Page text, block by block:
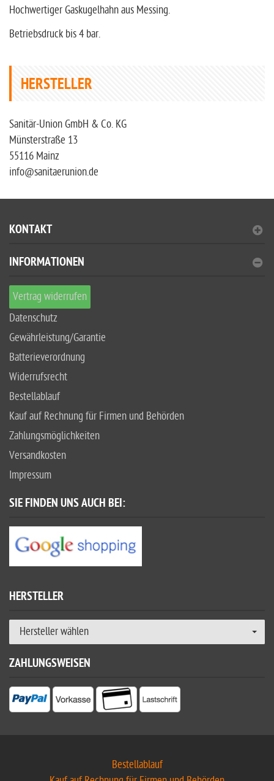
Hochwertiger Gaskugelhahn aus Messing.
Betriebsdruck bis 4 bar.
HERSTELLER
Sanitär-Union GmbH & Co. KG
Münsterstraße 13
55116 Mainz
info@sanitaerunion.de
KONTAKT
INFORMATIONEN
Vertrag widerrufen
Datenschutz
Gewährleistung/Garantie
Batterieverordnung
Widerrufsrecht
Bestellablauf
Kauf auf Rechnung für Firmen und Behörden
Zahlungsmöglichkeiten
Versandkosten
Impressum
SIE FINDEN UNS AUCH BEI:
HERSTELLER
Hersteller wählen
ZAHLUNGSWEISEN
Bestellablauf